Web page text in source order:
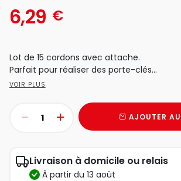
6,29 €
Lot de 15 cordons avec attache.
Parfait pour réaliser des porte-clés...
VOIR PLUS
AJOUTER
Livraison à domicile ou relais
à partir du 13 août